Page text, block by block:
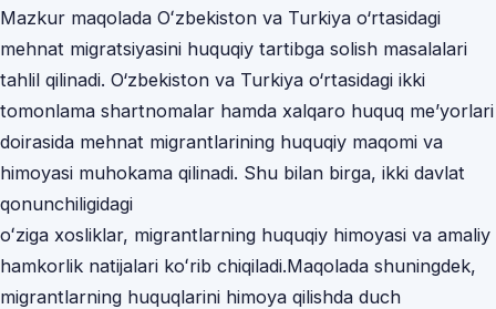
Mazkur maqolada Oʻzbekiston va Turkiya o‘rtasidagi
mehnat migratsiyasini huquqiy tartibga solish masalalari
tahlil qilinadi. O‘zbekiston va Turkiya o‘rtasidagi ikki
tomonlama shartnomalar hamda xalqaro huquq me’yorlari
doirasida mehnat migrantlarining huquqiy maqomi va
himoyasi muhokama qilinadi. Shu bilan birga, ikki davlat
qonunchiligidagi
oʻziga xosliklar, migrantlarning huquqiy himoyasi va amaliy
hamkorlik natijalari koʻrib chiqiladi.Maqolada shuningdek,
migrantlarning huquqlarini himoya qilishda duch